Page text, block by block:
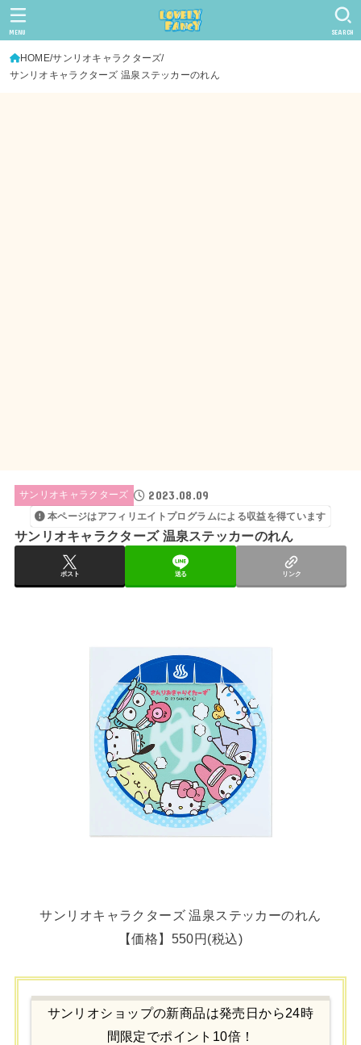
SEARCH
MENU
HOME サンリオキャラクターズ
サンリオキャラクターズ 温泉ステッカーのれん
サンリオキャラクターズ 2023.08.09
本ページはアフィリエイトプログラムによる収益を得ています
サンリオキャラクターズ 温泉ステッカーのれん
ポスト 送る リンク
サンリオキャラクターズ 温泉ステッカーのれん
【価格】550円(税込)
サンリオショップの新商品は発売日から24時
間限定でポイント10倍！